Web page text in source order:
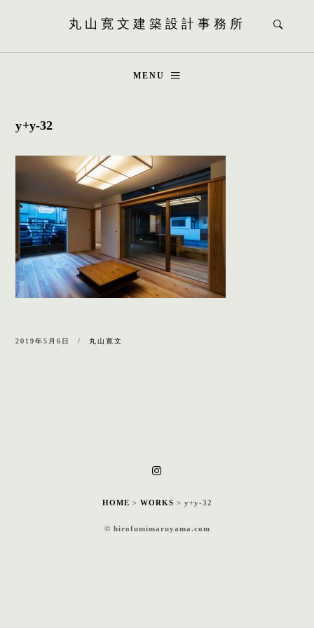
丸山寛文建築設計事務所
MENU
y+y-32
2019年5月6日 丸山寛文
HOME > WORKS > y+y-32
© hirofumimaruyama.com